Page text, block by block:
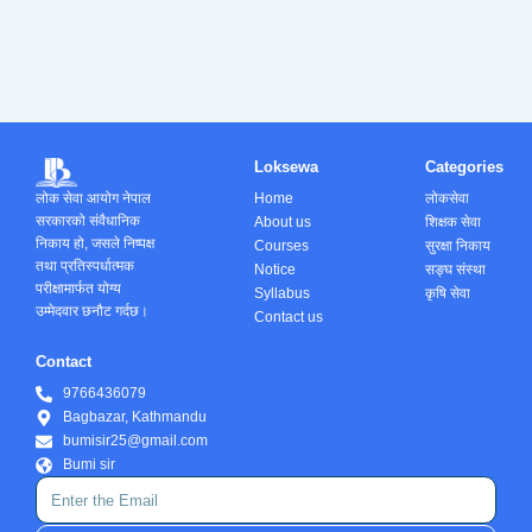
लोक सेवा आयोग नेपाल
सरकारको संवैधानिक
निकाय हो, जसले निष्पक्ष
तथा प्रतिस्पर्धात्मक
परीक्षामार्फत योग्य
उम्मेदवार छनौट गर्दछ।
Loksewa
Home
About us
Courses
Notice
Syllabus
Contact us
Categories
लोकसेवा
शिक्षक सेवा
सुरक्षा निकाय
सङ्घ संस्था
कृषि सेवा
Contact
9766436079
Bagbazar, Kathmandu
bumisir25@gmail.com
Bumi sir